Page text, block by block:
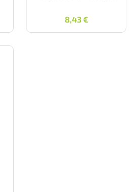
8,43€
8,43